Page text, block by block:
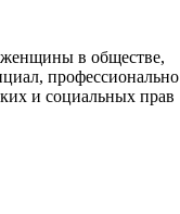
в обществе,
профессионально
и социальных прав